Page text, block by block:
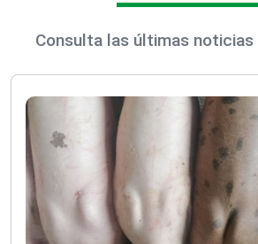
Consulta las últimas